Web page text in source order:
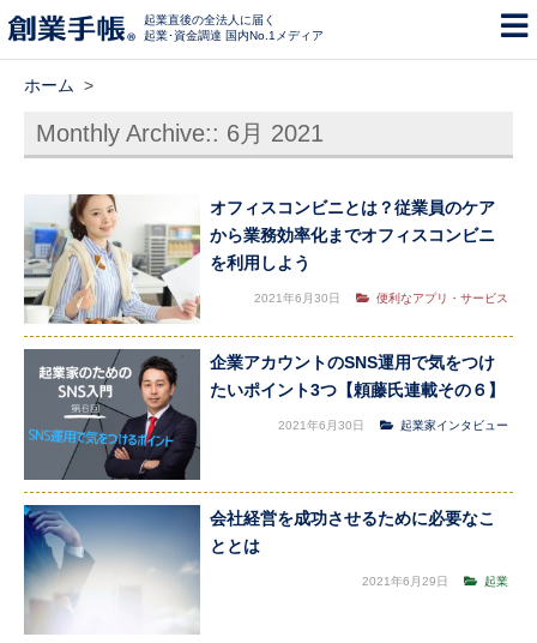
起業直後の全法人に届く
起業･資金調達 国内No.1メディア
ホーム >
Monthly Archive:: 6月 2021
オフィスコンビニとは？従業員のケア
から業務効率化までオフィスコンビニ
を利用しよう
2021年6月30日 便利なアプリ・サービス
企業アカウントのSNS運用で気をつけ
たいポイント3つ【頼藤氏連載その６】
2021年6月30日 起業家インタビュー
会社経営を成功させるために必要なこ
ととは
2021年6月29日 起業